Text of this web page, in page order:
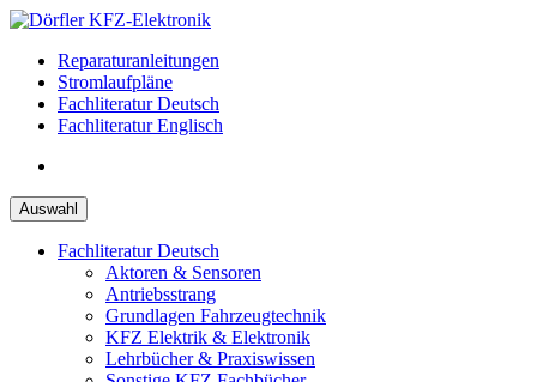
Zum
springenReparaturanleitungen
Stromlaufpläne
Fachliteratur Deutsch
Fachliteratur Englisch
Auswahl
Fachliteratur Deutsch
Aktoren & Sensoren
Antriebsstrang
Grundlagen Fahrzeugtechnik
KFZ Elektrik & Elektronik
Lehrbücher & Praxiswissen